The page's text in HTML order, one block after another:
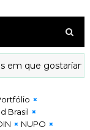
que gostaríamos de
Brasil
NUPO